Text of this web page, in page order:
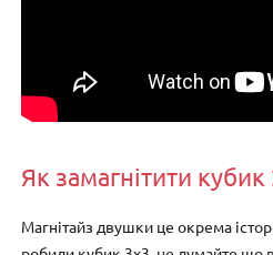
Як замагнітити кубик
Магнітайз двушки це окрема